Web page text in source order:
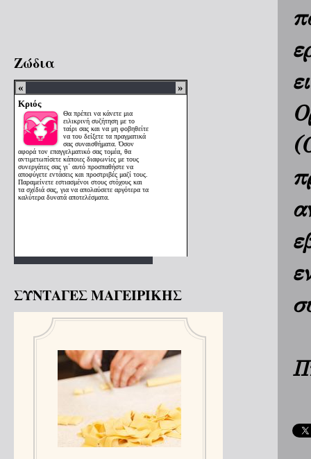
Ζώδια
ΣΥΝΤΑΓΕΣ ΜΑΓΕΙΡΙΚΗΣ